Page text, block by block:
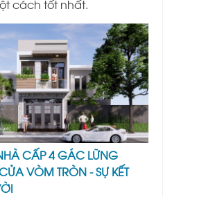
cách tốt nhất.
CẤP 4 GÁC LỮNG
VÒM TRÒN - SỰ KẾT